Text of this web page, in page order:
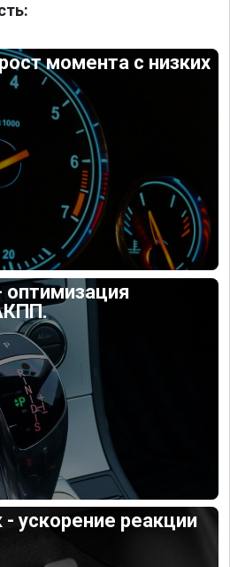
момента с низких
оптимизация
ускорение реакции